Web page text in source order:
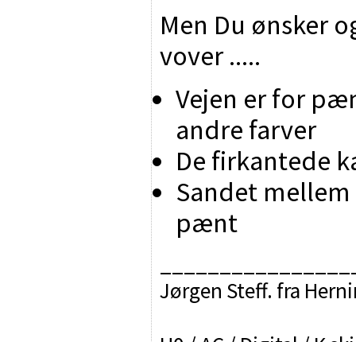
Men Du ønsker
vover .....
Vejen er for
andre farver
De firkantede
Sandet
pænt
Jørgen Steff. fra